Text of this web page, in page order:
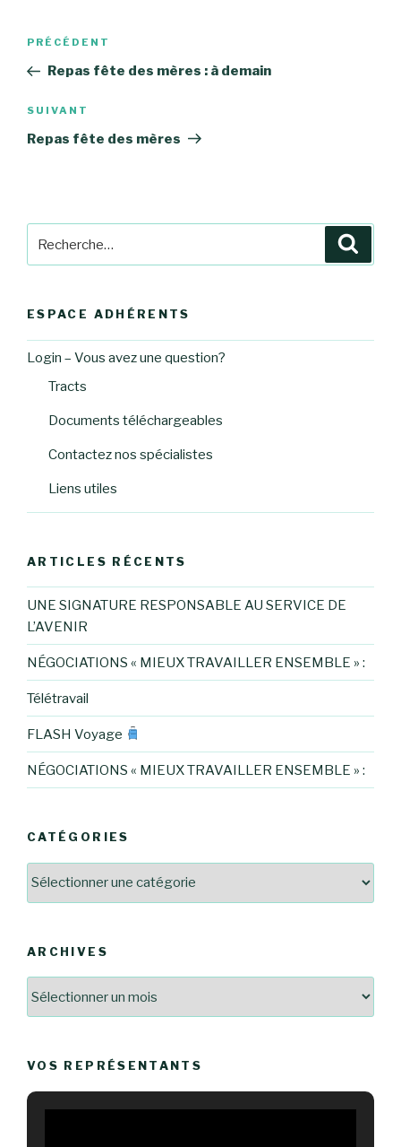
Navigation
l’article
Article
précédent
PRÉCÉDENT
Repas fête des mères : à demain
Article
suivant
SUIVANT
Repas fête des mères
pour
ESPACE ADHÉRENTS
Login – Vous avez une question?
Tracts
Documents téléchargeables
Contactez nos spécialistes
Liens utiles
ARTICLES RÉCENTS
UNE SIGNATURE RESPONSABLE AU SERVICE DE
L’AVENIR
NÉGOCIATIONS « MIEUX TRAVAILLER ENSEMBLE » :
Télétravail
FLASH Voyage
NÉGOCIATIONS « MIEUX TRAVAILLER ENSEMBLE » :
CATÉGORIES
ARCHIVES
VOS REPRÉSENTANTS